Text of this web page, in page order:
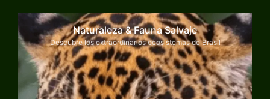
Naturaleza & Fauna Salvaje
Descubre los extraordinarios ecosistemas de Brasil
Explorar